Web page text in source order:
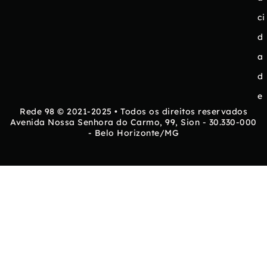
ci
d
a
d
e
Rede 98 © 2021-2025 • Todos os direitos reservados
Avenida Nossa Senhora do Carmo, 99, Sion - 30.330-000
- Belo Horizonte/MG